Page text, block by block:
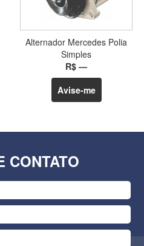
Alternador Mercedes Polia
Simples
R$ —
Avise-me
CONTATO